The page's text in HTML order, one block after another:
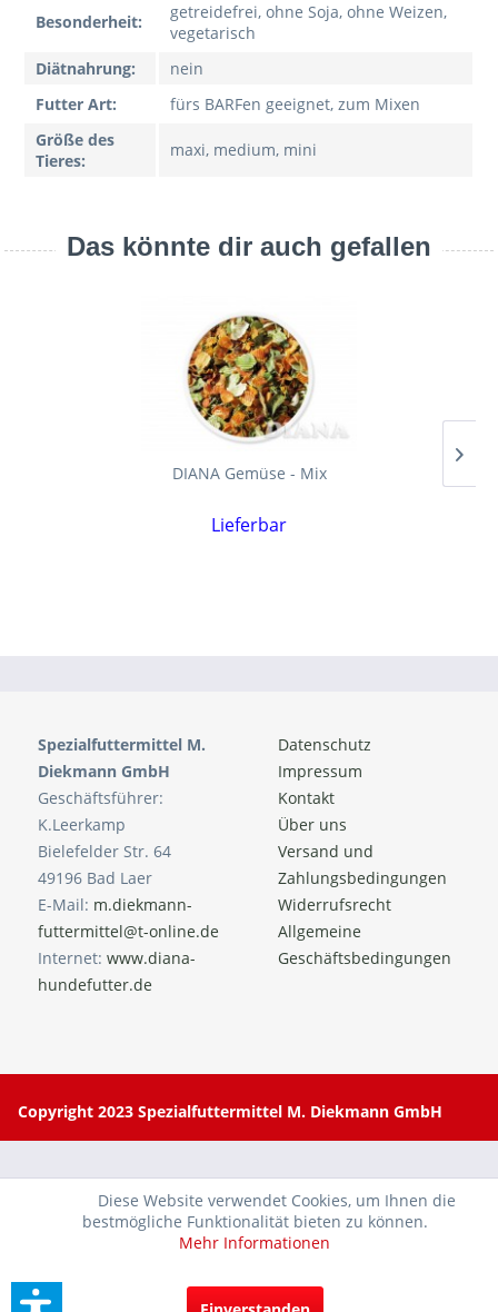
Besonderheit:
getreidefrei, ohne Soja, ohne Weizen,
vegetarisch
Diätnahrung:
nein
Futter Art:
fürs BARFen geeignet, zum Mixen
Größe des
Tieres:
maxi, medium, mini
Das könnte dir auch gefallen
DIANA Gemüse - Mix
Lieferbar
Datenschutz
Impressum
Kontakt
Über uns
Versand und
Zahlungsbedingungen
Widerrufsrecht
Allgemeine
Geschäftsbedingungen
Spezialfuttermittel M.
Diekmann GmbH
Geschäftsführer:
K.Leerkamp
Bielefelder Str. 64
49196 Bad Laer
E-Mail: m.diekmann-
futtermittel@t-online.de
Internet: www.diana-
hundefutter.de
Copyright 2023 Spezialfuttermittel M. Diekmann GmbH
Diese Website verwendet Cookies, um Ihnen die
bestmögliche Funktionalität bieten zu können.
Mehr Informationen